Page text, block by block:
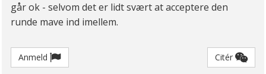
går ok - selvom det er lidt svært at acceptere den
runde mave ind imellem.
Anmeld Citér